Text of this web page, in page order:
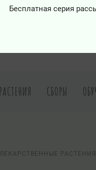
Бесплатная серия
РАСТЕНИЯ СБОРЫ
ЛЕКАРСТВЕННЫЕ РАСТЕНИЯ